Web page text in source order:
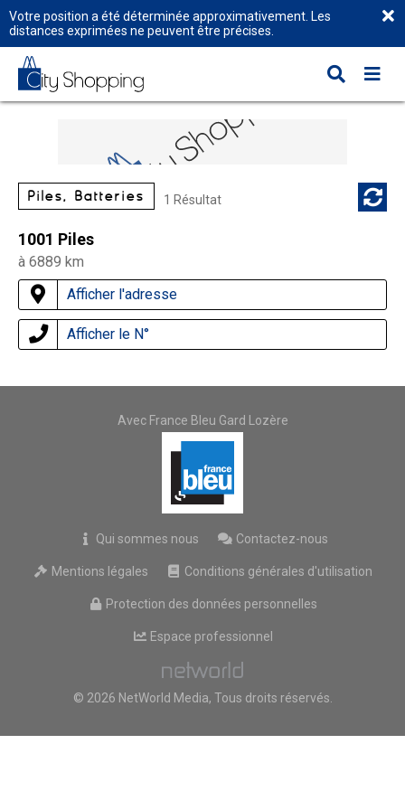
Votre position a été déterminée approximativement. Les
distances exprimées ne peuvent être précises.
Piles, Batteries 1 Résultat
1001 Piles
à 6889 km
Afficher l'adresse
Afficher le N°
Avec France Bleu Gard Lozère
Qui sommes nous Contactez-nous
Mentions légales Conditions générales d'utilisation
Protection des données personnelles
Espace professionnel
© 2026 NetWorld Media, Tous droits réservés.